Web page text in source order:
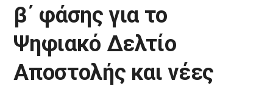
β΄ φάσης για το
Ψηφιακό Δελτίο
Αποστολής και νέες